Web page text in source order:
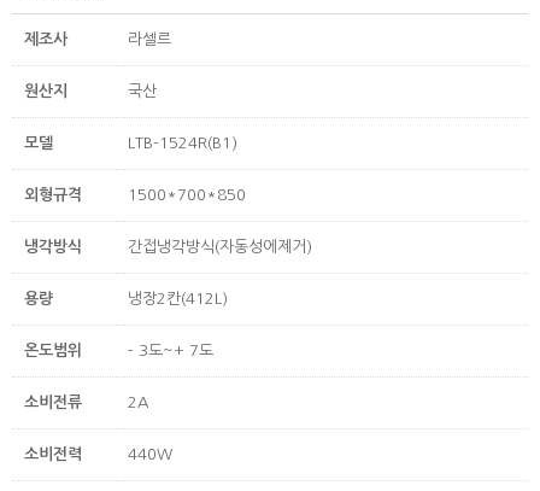
제조사 라셀르
원산지 국산
모델 LTB-1524R(B1)
외형규격 1500*700*850
냉각방식 간접냉각방식(자동성에제거)
용량 냉장2칸(412L)
온도범위 - 3도~+ 7도
소비전류 2A
소비전력 440W